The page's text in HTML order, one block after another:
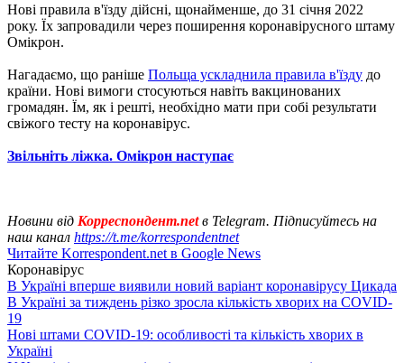
Нові правила в'їзду дійсні, щонайменше, до 31 січня 2022
року. Їх запровадили через поширення коронавірусного штаму
Омікрон.
Нагадаємо, що раніше Польща ускладнила правила в'їзду до
країни. Нові вимоги стосуються навіть вакцинованих
громадян. Їм, як і решті, необхідно мати при собі результати
свіжого тесту на коронавірус.
Звільніть ліжка. Омікрон наступає
Новини від Корреспондент.netв Telegram. Підписуйтесь на
наш канал https://t.me/korrespondentnet
Читайте Korrespondent.net в Google News
Коронавірус
В Україні вперше виявили новий варіант коронавірусу Цикада
В Україні за тиждень різко зросла кількість хворих на COVID-
19
Нові штами COVID-19: особливості та кількість хворих в
Україні